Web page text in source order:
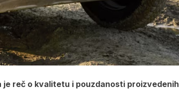
je reč o kvalitetu i pouzdanosti proizvedenih